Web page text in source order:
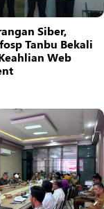
Siber,
Tanbu Bekali
Web